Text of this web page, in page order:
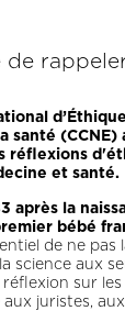
de
santé (CCNE)
réflexions
et santé.
après la
bébé
de ne pas
science aux
sur
juristes,